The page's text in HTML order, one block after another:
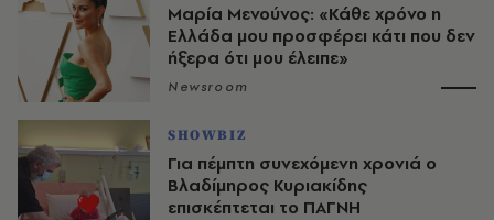
Μαρία Μενούνος: «Κάθε χρόνο η
Ελλάδα μου προσφέρει κάτι που δεν
ήξερα ότι μου έλειπε»
Newsroom
SHOWBIZ
Για πέμπτη συνεχόμενη χρονιά ο
Βλαδίμηρος Κυριακίδης
επισκέπτεται το ΠΑΓΝΗ